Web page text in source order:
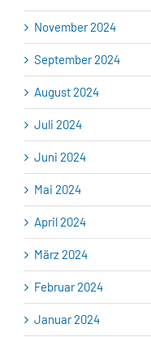
November 2024
September 2024
August 2024
Juli 2024
Juni 2024
Mai 2024
April 2024
März 2024
Februar 2024
Januar 2024